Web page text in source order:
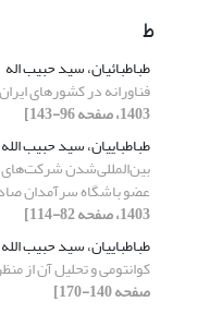
ط
طباطبائیان، سید حبیب اله
فناورانه در کشورهای
1403، صفحه 96-143]
طباطباییان، سید حبیب الله
بین‌المللی‌شدن
عضو باشگاه سرآمدان
1403، صفحه 82-114]
طباطباییان، سید حبیب الله
کوانتومی و تحلیل آن از
صفحه 140-170]